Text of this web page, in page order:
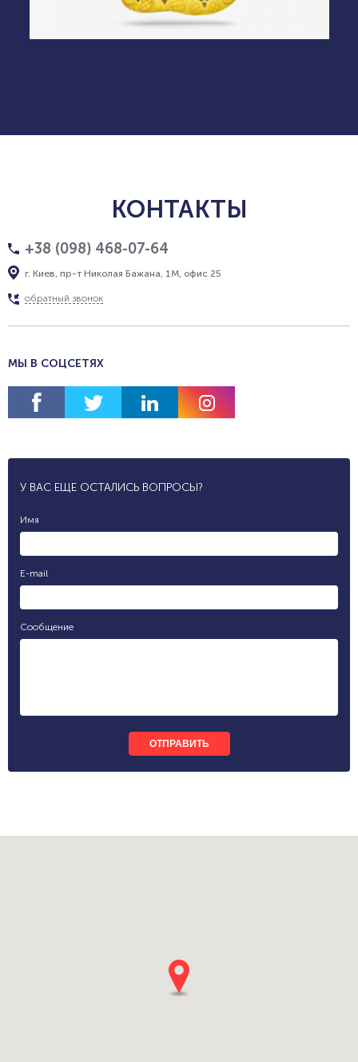
КОНТАКТЫ
+38 (098) 468-07-64
г. Киев, пр-т Николая Бажана, 1М, офис 25
обратный звонок
МЫ В СОЦСЕТЯХ
У ВАС ЕЩЕ ОСТАЛИСЬ ВОПРОСЫ?
Имя
E-mail
Сообщение
ОТПРАВИТЬ